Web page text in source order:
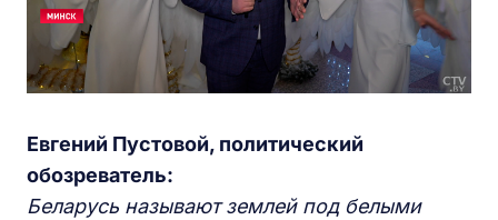
Евгений Пустовой, политический
обозреватель:
Беларусь называют землей под белыми